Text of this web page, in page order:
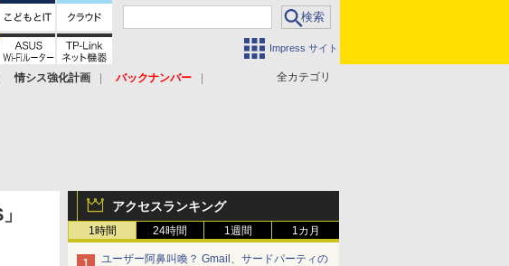
Impress サイト
全カテゴリ
情シス強化計画
バックナンバー
アクセスランキング
1時間 24時間 1週間 1カ月
ユーザー阿鼻叫喚？ Gmail、サードパーティの